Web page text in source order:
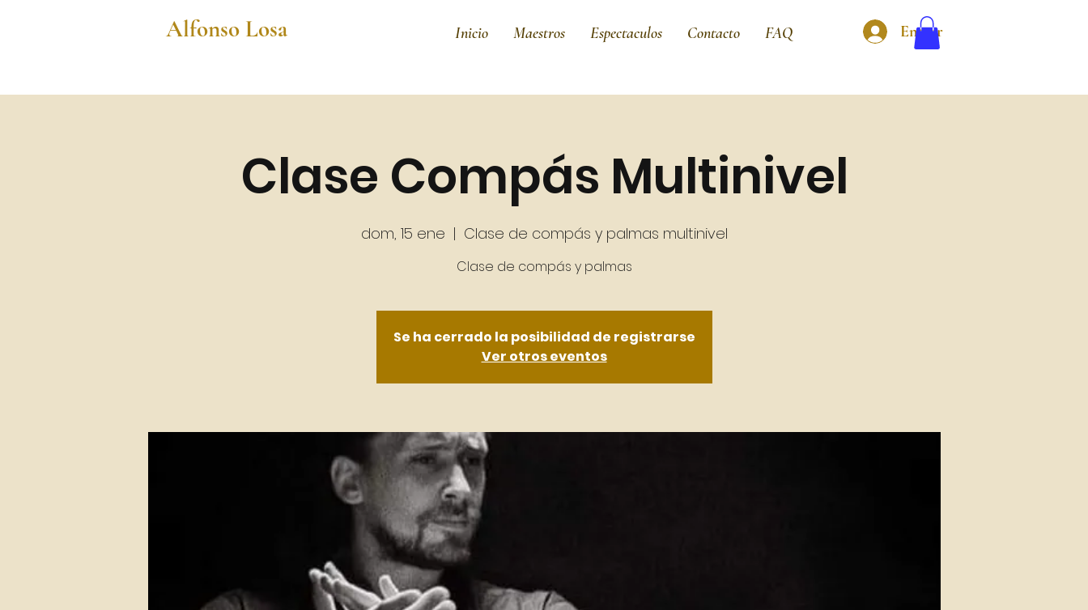
Alfonso Losa Inicio Maestros Espectaculos Contacto FAQ Entrar
Clase Compás Multinivel
dom, 15 ene
  |
Clase de compás y palmas multinivel
Clase de compás y palmas
Se ha cerrado la posibilidad de registrarse
Ver otros eventos